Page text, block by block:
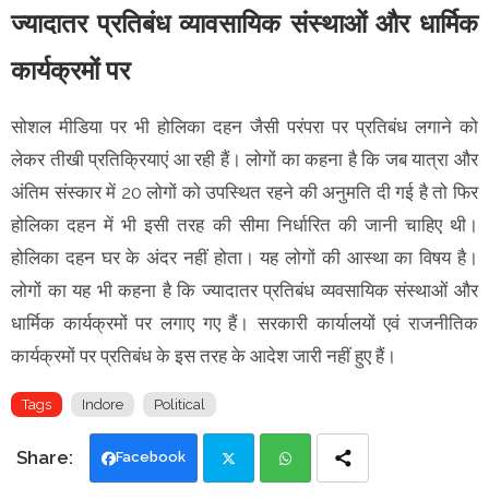
ज्यादातर प्रतिबंध व्यावसायिक संस्थाओं और धार्मिक
कार्यक्रमों पर
सोशल मीडिया पर भी होलिका दहन जैसी परंपरा पर प्रतिबंध लगाने को
लेकर तीखी प्रतिक्रियाएं आ रही हैं। लोगों का कहना है कि जब यात्रा और
अंतिम संस्कार में 20 लोगों को उपस्थित रहने की अनुमति दी गई है तो फिर
होलिका दहन में भी इसी तरह की सीमा निर्धारित की जानी चाहिए थी।
होलिका दहन घर के अंदर नहीं होता। यह लोगों की आस्था का विषय है।
लोगों का यह भी कहना है कि ज्यादातर प्रतिबंध व्यवसायिक संस्थाओं और
धार्मिक कार्यक्रमों पर लगाए गए हैं। सरकारी कार्यालयों एवं राजनीतिक
कार्यक्रमों पर प्रतिबंध के इस तरह के आदेश जारी नहीं हुए हैं।
Tags Indore Political
Facebook